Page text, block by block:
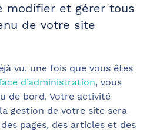
modifier et gérer tous
de votre site
vu, une fois que vous êtes
d’administration, vous
de bord. Votre activité
gestion de votre site sera
pages, des articles et des